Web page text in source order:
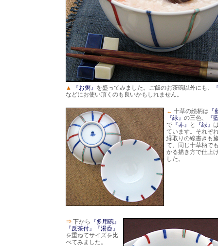
▲ 『お粥』 を盛ってみました。ご飯のお茶碗以外にも、
などにお使い頂くのも良いかもしれません。
← 十草の絵柄は
『緑』 の三色、
『
で 『赤』 と 『緑』
ています。それぞ
縁取りの線書きも
て、同じ十草柄で
かる描き方で仕上
した。
⇒ 下から
『多用碗』
『反茶付』
『湯呑』
を重ねてサイズを比
べてみました。